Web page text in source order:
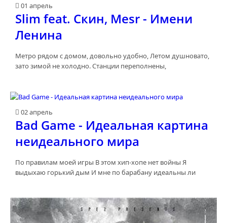
01 апрель
Slim feat. Скин, Mesr - Имени
Ленина
Метро рядом с домом, довольно удобно, Летом душновато,
зато зимой не холодно. Станции переполнены,
02 апрель
Bad Game - Идеальная картина
неидеального мира
По правилам моей игры В этом хип-хопе нет войны Я
выдыхаю горький дым И мне по барабану идеальны ли